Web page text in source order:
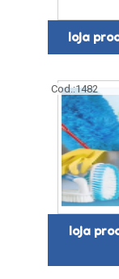
loja
Cod.:1482
loja